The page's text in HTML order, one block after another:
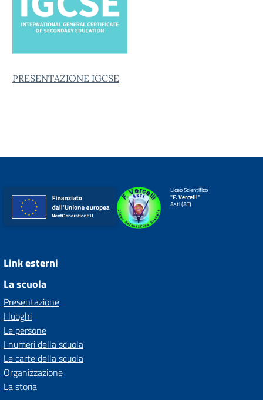
PRESENTAZIONE IGCSE
Liceo Scientifico
"F. Vercelli"
Asti (AT)
Link esterni
La scuola
Presentazione
I luoghi
Le persone
I numeri della scuola
Le carte della scuola
Organizzazione
La storia